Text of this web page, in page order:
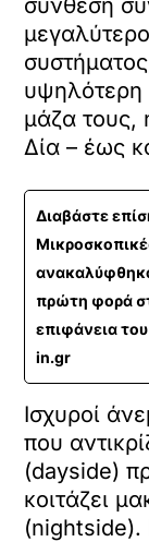
σύνθεση
υψηλότερη
μάζα τους,
Δία – έως
Διαβάστε
πρώτη φορά
επιφάνεια του
in.gr
Ισχυροί
που
(dayside)
κοιτάζει
(nightside).